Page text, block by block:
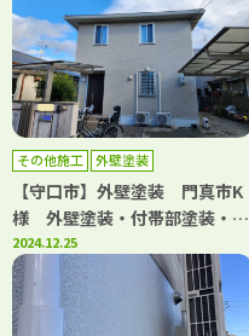
その他施工 外壁塗装
【守口市】外壁塗装 門真市K
様 外壁塗装・付帯部塗装・シ
ーリング工事 アビリティペイ
ント
2024.12.25